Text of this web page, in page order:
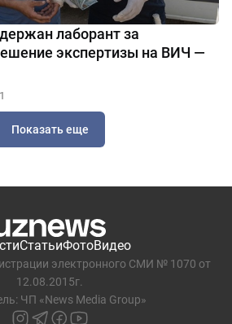
лаборант за
экспертизы на ВИЧ —
Показать еще
СтатьиФотоВидео
электронного СМИ № 1070 от
12.08.2015г.
ЧП «News Media Group»